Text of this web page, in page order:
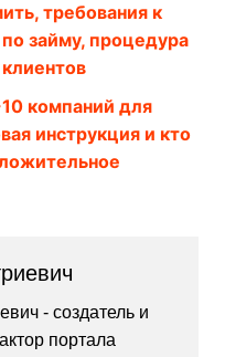
требования к
займу, процедура
компаний для
инструкция и кто
- создатель и
портала